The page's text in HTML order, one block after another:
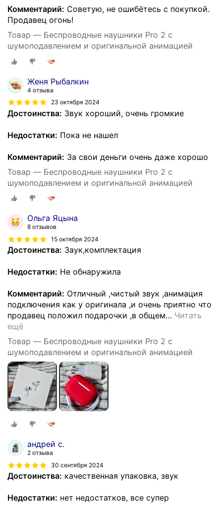
Комментарий: Советую, не ошибётесь с покупкой.
Продавец огонь!
Товар — Беспроводные наушники Pro 2 с
шумоподавлением и оригинальной анимацией
Женя Рыбалкин
4 отзыва
23 октября 2024
Достоинства: Звук хороший, очень громкие
Недостатки: Пока не нашел
Комментарий: За свои деньги очень даже хорошо
Товар — Беспроводные наушники Pro 2 с
шумоподавлением и оригинальной анимацией
Ольга Яцына
8 отзывов
15 октября 2024
Достоинства: Заук,комплектация
Недостатки: Не обнаружила
Комментарий: Отличный ,чистый звук ,анимация
подключения как у оригинала ,и очень приятно что
продавец положил подарочки ,в общем… Читать
ещё
Товар — Беспроводные наушники Pro 2 с
шумоподавлением и оригинальной анимацией
андрей с.
2 отзыва
30 сентября 2024
Достоинства: качественная упаковка, звук
Недостатки: нет недостатков, все супер